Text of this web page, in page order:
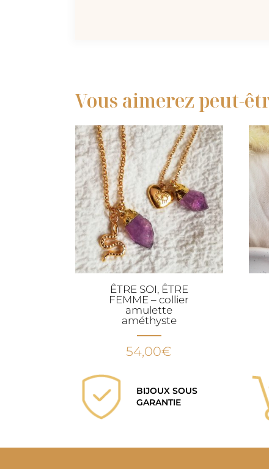
Vous aimerez peut-
ÊTRE SOI, ÊTRE
FEMME – collier
amulette
améthyste
54,00€
BIJOUX SOUS
GARANTIE